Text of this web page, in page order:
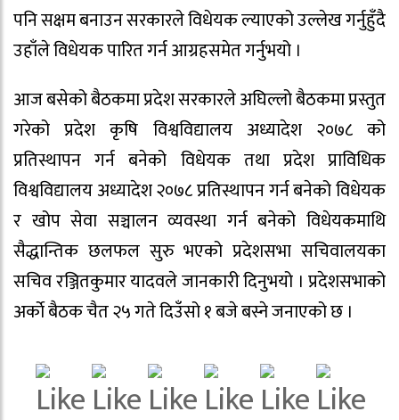
पनि सक्षम बनाउन सरकारले विधेयक ल्याएको उल्लेख गर्नुहुँदै
उहाँले विधेयक पारित गर्न आग्रहसमेत गर्नुभयो ।
आज बसेको बैठकमा प्रदेश सरकारले अघिल्लो बैठकमा प्रस्तुत
गरेको प्रदेश कृषि विश्वविद्यालय अध्यादेश २०७८ को
प्रतिस्थापन गर्न बनेको विधेयक तथा प्रदेश प्राविधिक
विश्वविद्यालय अध्यादेश २०७८ प्रतिस्थापन गर्न बनेको विधेयक
र खोप सेवा सञ्चालन व्यवस्था गर्न बनेको विधेयकमाथि
सैद्धान्तिक छलफल सुरु भएको प्रदेशसभा सचिवालयका
सचिव रञ्जितकुमार यादवले जानकारी दिनुभयो । प्रदेशसभाको
अर्काे बैठक चैत २५ गते दिउँसो १ बजे बस्ने जनाएको छ ।